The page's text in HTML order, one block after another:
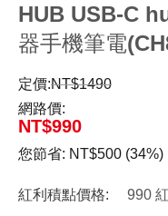
HUB USB-C
器手機筆電
定價:NT$1490
網路價:
NT$990
您節省: NT$500 (34%)
紅利積點價格: 990